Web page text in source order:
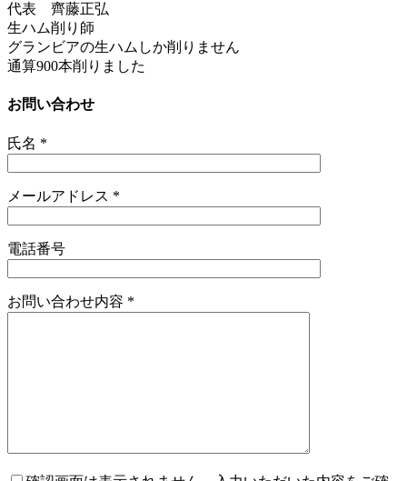
代表 齊藤正弘
生ハム削り師
グランビアの生ハムしか削りません
通算900本削りました
お問い合わせ
氏名 *
メールアドレス *
電話番号
お問い合わせ内容 *